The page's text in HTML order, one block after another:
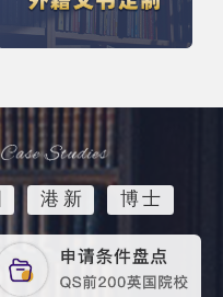
港新 博士